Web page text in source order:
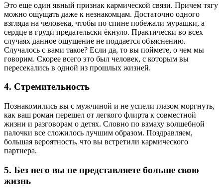
Это еще один явный признак кармической связи. Причем тягу
можно ощущать даже к незнакомцам. Достаточно одного
взгляда на человека, чтобы по спине побежали мурашки, а
сердце в груди предательски ёкнуло. Практически во всех
случаях данное ощущение не поддается объяснению.
Случалось с вами такое? Если да, то вы поймете, о чем мы
говорим. Скорее всего это был человек, с которым вы
пересекались в одной из прошлых жизней.
4. Стремительность
Познакомились вы с мужчиной и не успели глазом моргнуть,
как ваш роман перешел от легкого флирта к совместной
жизни и разговорам о детях. Словно по взмаху волшебной
палочки все сложилось лучшим образом. Поздравляем,
большая вероятность, что вы встретили кармического
партнера.
5. Без него вы не представляете больше свою
жизнь